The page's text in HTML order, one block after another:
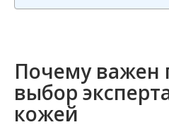
Почему важен
выбор
кожей